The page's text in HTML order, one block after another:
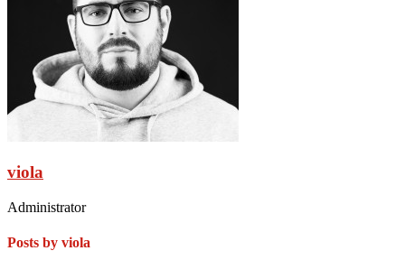
viola
Administrator
Posts by viola